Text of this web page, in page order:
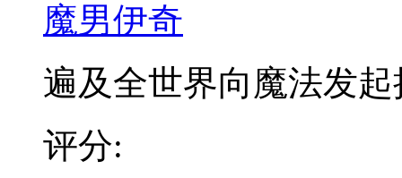
魔男伊奇
遍及全世界向魔法发起
评分: